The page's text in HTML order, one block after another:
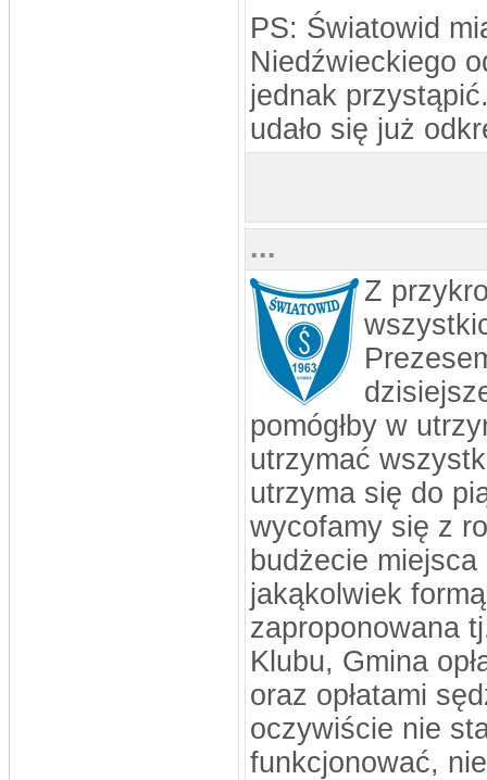
PS: Światowid
Niedźwieckiego
jednak
udało się już
...
Z
pomógłby w
utrzymać
utrzyma się do
wycofamy się z
budżecie
jakąkolwiek
zaproponowana
Klubu, Gmina
oraz opłatami
oczywiście nie
funkcjonować,